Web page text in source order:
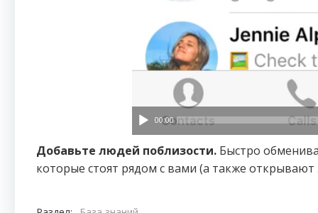
00:00
Добавьте людей поблизости. Быстро
которые стоят рядом с вами (а также открывают